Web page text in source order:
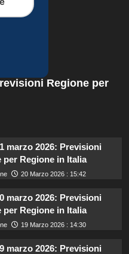
Regione per
marzo 2026: Previsioni
per Regione in Italia
20 Marzo 2026 : 15:42
marzo 2026: Previsioni
per Regione in Italia
19 Marzo 2026 : 14:30
marzo 2026: Previsioni